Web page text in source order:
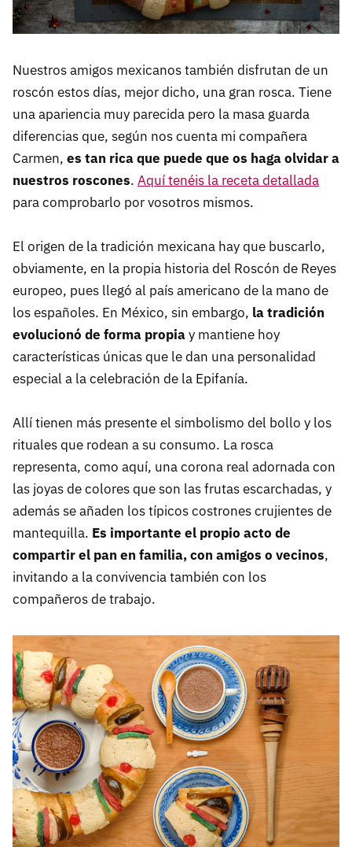
Nuestros amigos mexicanos también disfrutan de un
roscón estos días, mejor dicho, una gran rosca. Tiene
una apariencia muy parecida pero la masa guarda
diferencias que, según nos cuenta mi compañera
Carmen, es tan rica que puede que os haga olvidar a
nuestros roscones. Aquí tenéis la receta detallada
para comprobarlo por vosotros mismos.
El origen de la tradición mexicana hay que buscarlo,
obviamente, en la propia historia del Roscón de Reyes
europeo, pues llegó al país americano de la mano de
los españoles. En México, sin embargo, la tradición
evolucionó de forma propiay mantiene hoy
características únicas que le dan una personalidad
especial a la celebración de la Epifanía.
Allí tienen más presente el simbolismo del bollo y los
rituales que rodean a su consumo. La rosca
representa, como aquí, una corona real adornada con
las joyas de colores que son las frutas escarchadas, y
además se añaden los típicos costrones crujientes de
mantequilla. Es importante el propio acto de
compartir el pan en familia, con amigos o vecinos,
invitando a la convivencia también con los
compañeros de trabajo.